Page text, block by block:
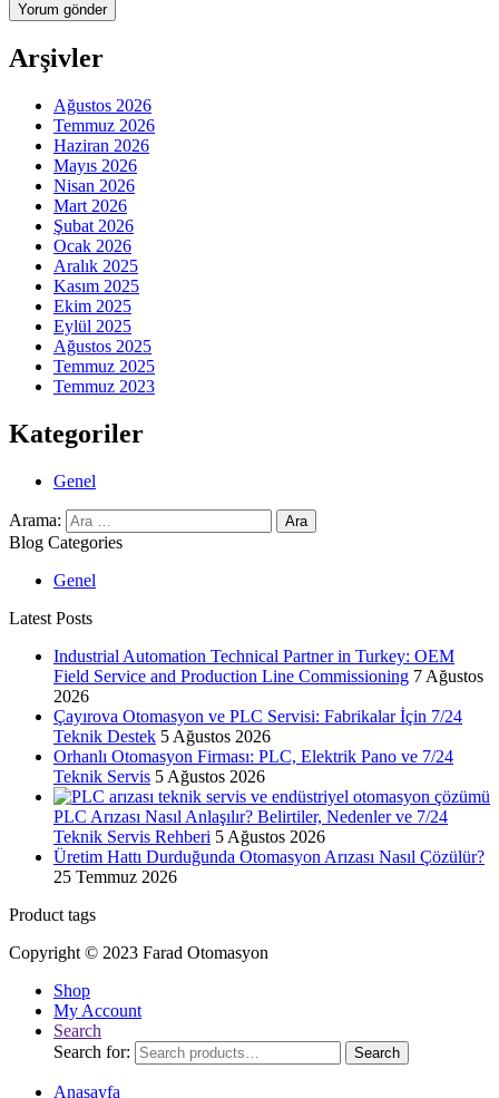
Arşivler
Ağustos 2026
Temmuz 2026
Haziran 2026
Mayıs 2026
Nisan 2026
Mart 2026
Şubat 2026
Ocak 2026
Aralık 2025
Kasım 2025
Ekim 2025
Eylül 2025
Ağustos 2025
Temmuz 2025
Temmuz 2023
Kategoriler
Genel
Arama:
Blog Categories
Genel
Latest Posts
Industrial Automation Technical Partner in Turkey: OEM
Field Service and Production Line Commissioning 7 Ağustos
2026
Çayırova Otomasyon ve PLC Servisi: Fabrikalar İçin 7/24
Teknik Destek 5 Ağustos 2026
Orhanlı Otomasyon Firması: PLC, Elektrik Pano ve 7/24
Teknik Servis 5 Ağustos 2026
PLC Arızası Nasıl Anlaşılır? Belirtiler, Nedenler ve 7/24
Teknik Servis Rehberi 5 Ağustos 2026
Üretim Hattı Durduğunda Otomasyon Arızası Nasıl Çözülür?
25 Temmuz 2026
Product tags
Copyright © 2023 Farad Otomasyon
Shop
My Account
Search
Search for:
Search
Anasayfa